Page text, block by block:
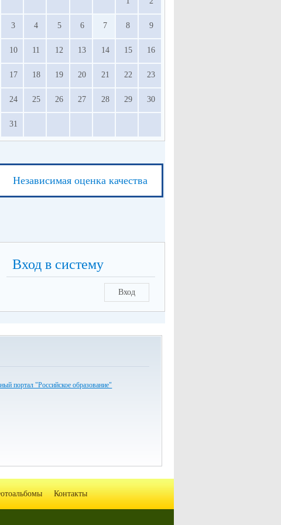
3 4 5 6 7 8 9
10 11 12 13 14 15 16
17 18 19 20 21 22 23
24 25 26 27 28 29 30
31
Независимая оценка качества
Вход в систему
Вход
портал "Российское образование"
Контакты